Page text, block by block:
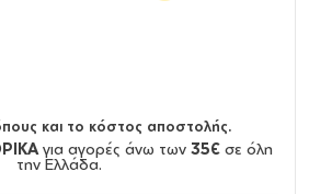
και το κόστος αποστολής.
για αγορές άνω των 35€ σε όλη
την Ελλάδα.